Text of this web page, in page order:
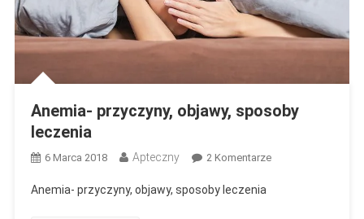
Anemia- przyczyny, objawy, sposoby
leczenia
6 Marca 2018 Apteczny 2 KomentarzeDo
Anemia- przyczyny, objawy, sposoby leczenia